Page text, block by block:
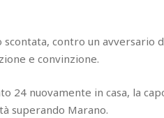
contro un avversario
e convinzione.
24 nuovamente in casa, la
superando Marano.